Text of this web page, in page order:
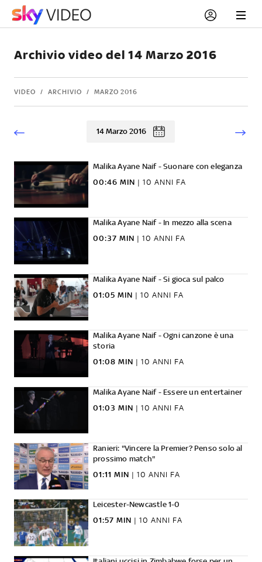
Archivio video del 14 Marzo 2016
VIDEO ARCHIVIO MARZO 2016
14 Marzo 2016
Malika Ayane Naif - Suonare con eleganza
00:46 MIN | 10 ANNI FA
Malika Ayane Naif - In mezzo alla scena
00:37 MIN | 10 ANNI FA
Malika Ayane Naif - Si gioca sul palco
01:05 MIN | 10 ANNI FA
Malika Ayane Naif - Ogni canzone è una
storia
01:08 MIN | 10 ANNI FA
Malika Ayane Naif - Essere un entertainer
01:03 MIN | 10 ANNI FA
Ranieri: "Vincere la Premier? Penso solo al
prossimo match"
01:11 MIN | 10 ANNI FA
Leicester-Newcastle 1-0
01:57 MIN | 10 ANNI FA